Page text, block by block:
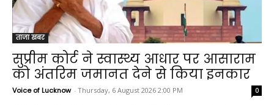
ताजा खबर
सुप्रीम कोर्ट ने स्वास्थ्य आधार पर आसाराम
को अंतरिम जमानत देने से किया इनकार
Voice of Lucknow - Thursday, 6 August 2026 2:00 PM 0